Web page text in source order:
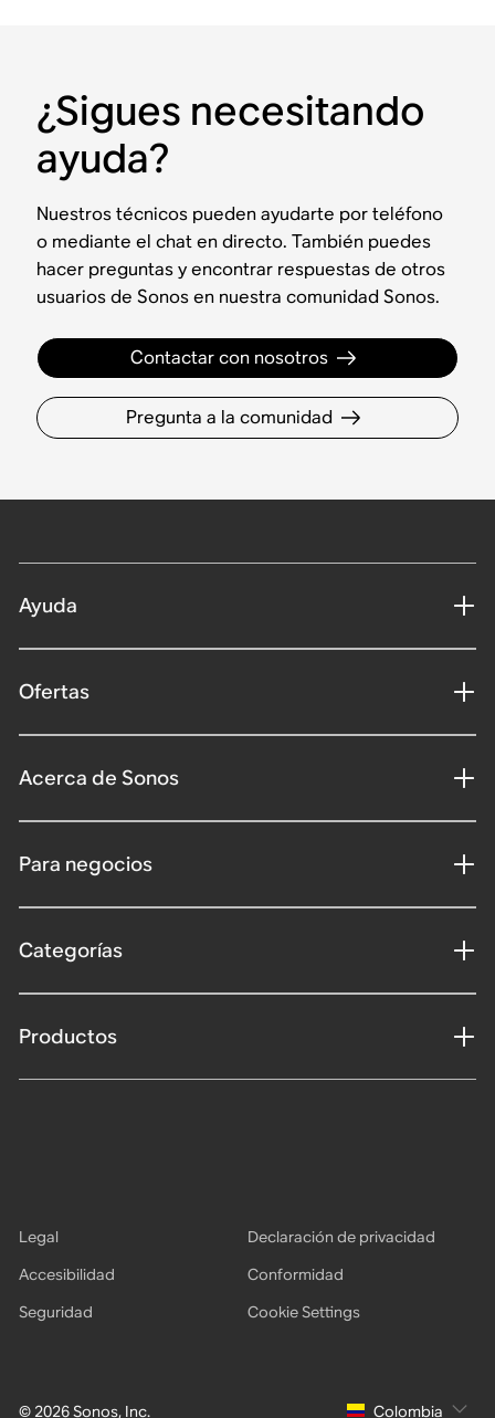
¿Sigues necesitando
ayuda?
Nuestros técnicos pueden ayudarte por teléfono
o mediante el chat en directo. También puedes
hacer preguntas y encontrar respuestas de otros
usuarios de Sonos en nuestra comunidad Sonos.
Contactar con nosotros
Pregunta a la comunidad
Ayuda
Ofertas
Acerca de Sonos
Para negocios
Categorías
Productos
© 2026 Sonos, Inc.
Legal
Declaración de privacidad
Accesibilidad
Conformidad
Seguridad
Cookie Settings
Colombia